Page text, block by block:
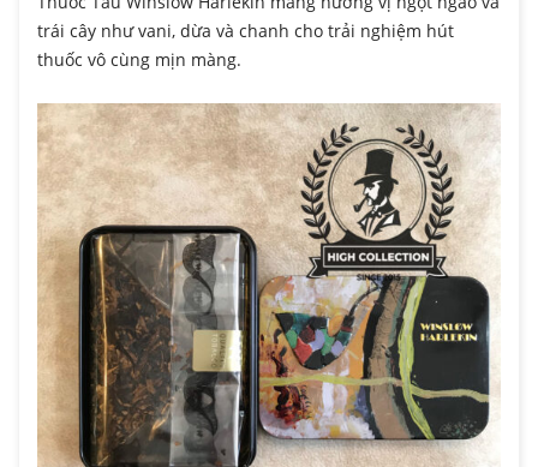
trái cây như vani, dừa và chanh cho trải nghiệm hút
thuốc vô cùng mịn màng.